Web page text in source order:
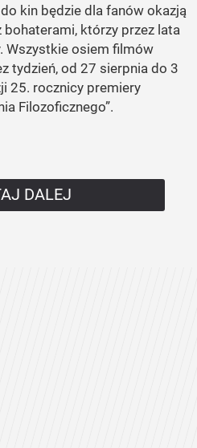
kin będzie dla fanów okazją
którzy przez lata
Wszystkie osiem filmów
tydzień, od 27 sierpnia do 3
25. rocznicy premiery
Filozoficznego”.
DALEJ